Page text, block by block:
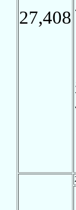
27,408